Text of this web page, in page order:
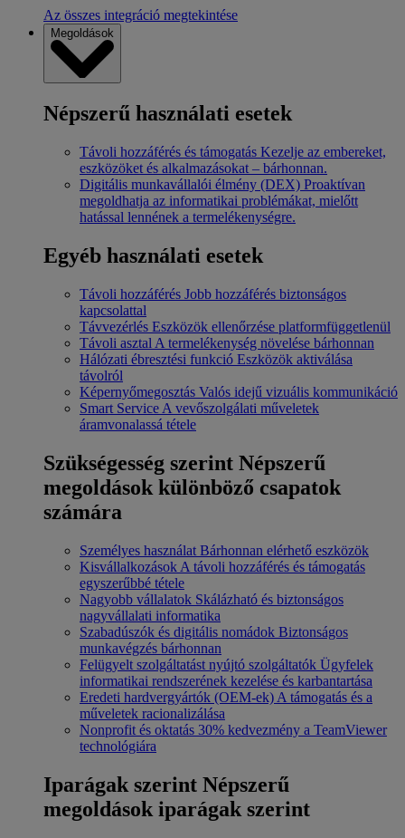
Az összes integráció megtekintése
Megoldások
Népszerű használati esetek
Távoli hozzáférés és támogatás Kezelje az embereket,
eszközöket és alkalmazásokat – bárhonnan.
Digitális munkavállalói élmény (DEX) Proaktívan
megoldhatja az informatikai problémákat, mielőtt
hatással lennének a termelékenységre.
Egyéb használati esetek
Távoli hozzáférés Jobb hozzáférés biztonságos
kapcsolattal
Távvezérlés Eszközök ellenőrzése platformfüggetlenül
Távoli asztal A termelékenység növelése bárhonnan
Hálózati ébresztési funkció Eszközök aktiválása
távolról
Képernyőmegosztás Valós idejű vizuális kommunikáció
Smart Service A vevőszolgálati műveletek
áramvonalassá tétele
Szükségesség szerint Népszerű
megoldások különböző csapatok
számára
Személyes használat Bárhonnan elérhető eszközök
Kisvállalkozások A távoli hozzáférés és támogatás
egyszerűbbé tétele
Nagyobb vállalatok Skálázható és biztonságos
nagyvállalati informatika
Szabadúszók és digitális nomádok Biztonságos
munkavégzés bárhonnan
Felügyelt szolgáltatást nyújtó szolgáltatók Ügyfelek
informatikai rendszerének kezelése és karbantartása
Eredeti hardvergyártók (OEM-ek) A támogatás és a
műveletek racionalizálása
Nonprofit és oktatás 30% kedvezmény a TeamViewer
technológiára
Iparágak szerint Népszerű
megoldások iparágak szerint